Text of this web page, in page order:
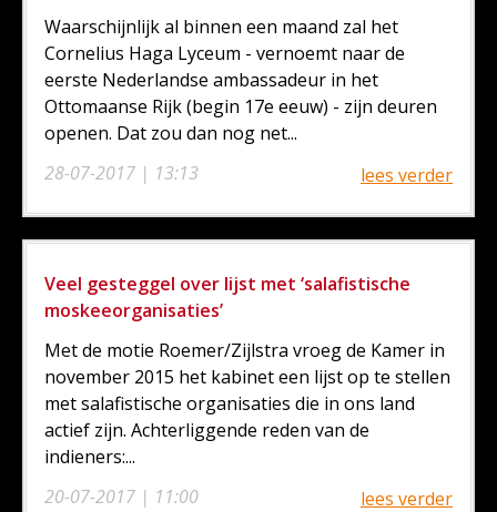
28-07-2017 | 13:13
Waarschijnlijk al binnen een maand zal het
Cornelius Haga Lyceum - vernoemt naar de
eerste Nederlandse ambassadeur in het
Ottomaanse Rijk (begin 17e eeuw) - zijn deuren
openen. Dat zou dan nog net...
lees verder
Veel gesteggel over lijst met ‘salafistische
moskeeorganisaties’
20-07-2017 | 11:00
Met de motie Roemer/Zijlstra vroeg de Kamer in
november 2015 het kabinet een lijst op te stellen
met salafistische organisaties die in ons land
actief zijn. Achterliggende reden van de
indieners:...
lees verder